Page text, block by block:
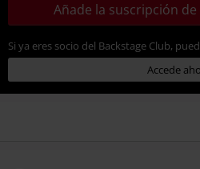
Añade la suscripción
Si ya eres socio del Backstage Club,
Accede